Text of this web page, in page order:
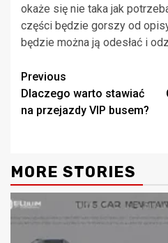
okaże się nie taka jak
części będzie gorszy od
będzie można ją odesłać i
Continue
Reading
Previous
Dlaczego warto stawiać
na przejazdy VIP busem?
MORE STORIES